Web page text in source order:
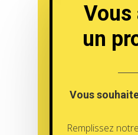
Vous
un
Vous
Remplissez